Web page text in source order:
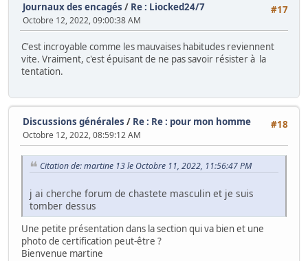
#17
Journaux des encagés / Re : Liocked24/7
Octobre 12, 2022, 09:00:38 AM
C'est incroyable comme les mauvaises habitudes reviennent
vite. Vraiment, c'est épuisant de ne pas savoir résister à la
tentation.
#18
Discussions générales / Re : Re : pour mon homme
Octobre 12, 2022, 08:59:12 AM
Citation de: martine 13 le Octobre 11, 2022, 11:56:47 PM
j ai cherche forum de chastete masculin et je suis
tomber dessus
Une petite présentation dans la section qui va bien et une
photo de certification peut-être ?
Bienvenue martine